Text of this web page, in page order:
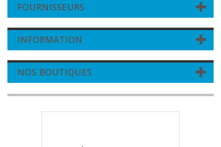
FOURNISSEURS
INFORMATION
NOS BOUTIQUES